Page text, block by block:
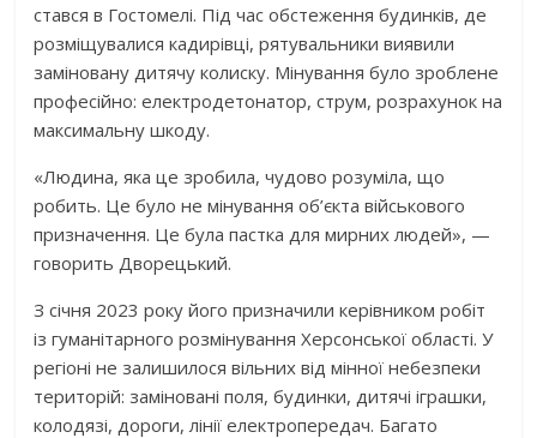
стався в Гостомелі. Під час обстеження будинків, де
розміщувалися кадирівці, рятувальники виявили
заміновану дитячу колиску. Мінування було зроблене
професійно: електродетонатор, струм, розрахунок на
максимальну шкоду.
«Людина, яка це зробила, чудово розуміла, що
робить. Це було не мінування об’єкта військового
призначення. Це була пастка для мирних людей», —
говорить Дворецький.
З січня 2023 року його призначили керівником робіт
із гуманітарного розмінування Херсонської області. У
регіоні не залишилося вільних від мінної небезпеки
територій: заміновані поля, будинки, дитячі іграшки,
колодязі, дороги, лінії електропередач. Багато